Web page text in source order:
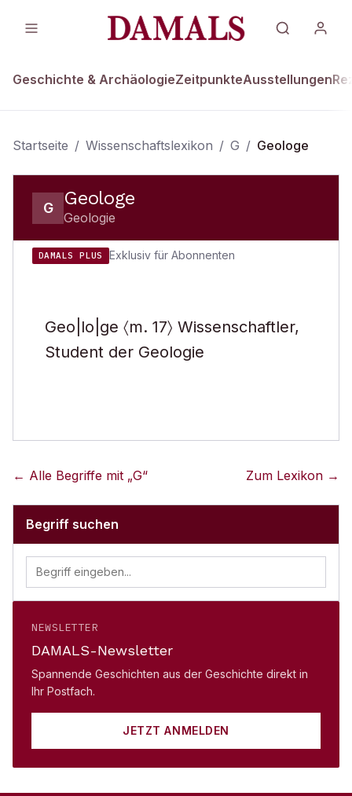
Geschichte & ArchäologieZeitpunkteAusstellungen
Startseite / Wissenschaftslexikon / G / Geologe
G Geologe
Geologie
DAMALS PLUS Exklusiv für Abonnenten
Geo|lo|ge 〈m. 17〉 Wissenschaftler,
Student der Geologie
← Alle Begriffe mit „G“ Zum Lexikon →
Begriff suchen
NEWSLETTER
DAMALS-Newsletter
Spannende Geschichten aus der Geschichte direkt in
Ihr Postfach.
JETZT ANMELDEN